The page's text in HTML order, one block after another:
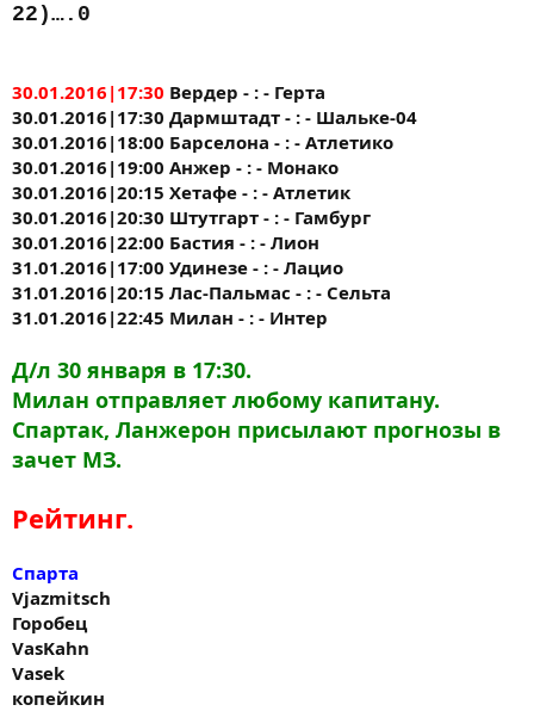
22)….0
30.01.2016|17:30 Вердер - : - Герта
30.01.2016|17:30 Дармштадт - : - Шальке-04
30.01.2016|18:00 Барселона - : - Атлетико
30.01.2016|19:00 Анжер - : - Монако
30.01.2016|20:15 Хетафе - : - Атлетик
30.01.2016|20:30 Штутгарт - : - Гамбург
30.01.2016|22:00 Бастия - : - Лион
31.01.2016|17:00 Удинезе - : - Лацио
31.01.2016|20:15 Лас-Пальмас - : - Сельта
31.01.2016|22:45 Милан - : - Интер
Д/л 30 января в 17:30.
Милан отправляет любому капитану.
Спартак, Ланжерон присылают прогнозы в
зачет МЗ.
Рейтинг.
Спарта
Vjazmitsch
Горобец
VasKahn
Vasek
копейкин